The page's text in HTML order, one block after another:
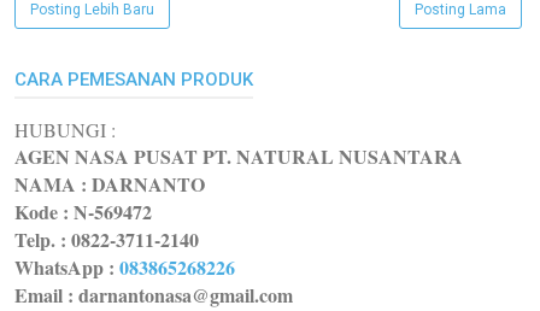
Posting Lebih Baru Posting Lama
CARA PEMESANAN PRODUK
HUBUNGI :
AGEN NASA PUSAT PT. NATURAL NUSANTARA
NAMA : DARNANTO
Kode : N-569472
Telp. : 0822-3711-2140
WhatsApp : 083865268226
Email : darnantonasa@gmail.com